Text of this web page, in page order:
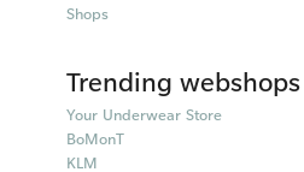
Shops
Trending webshops
Your Underwear Store
BoMonT
KLM